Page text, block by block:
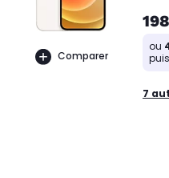
Comparer
ou
7